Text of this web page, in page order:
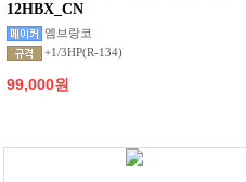
12HBX_CN
엠브랑코
+1/3HP(R-134)
99,000원